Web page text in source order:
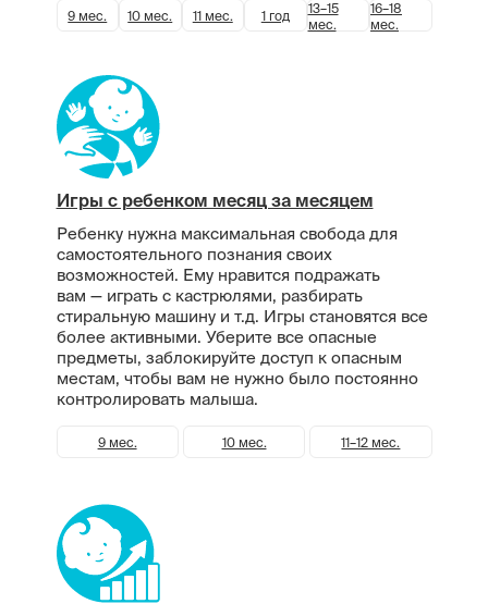
9 мес. 10 мес. 11 мес. 1 год
13–15
мес.
16–18
мес.
Игры с ребенком месяц за месяцем
Ребенку нужна максимальная свобода для
самостоятельного познания своих
возможностей. Ему нравится подражать
вам — играть с кастрюлями, разбирать
стиральную машину и т.д. Игры становятся все
более активными. Уберите все опасные
предметы, заблокируйте доступ к опасным
местам, чтобы вам не нужно было постоянно
контролировать малыша.
9 мес. 10 мес. 11–12 мес.